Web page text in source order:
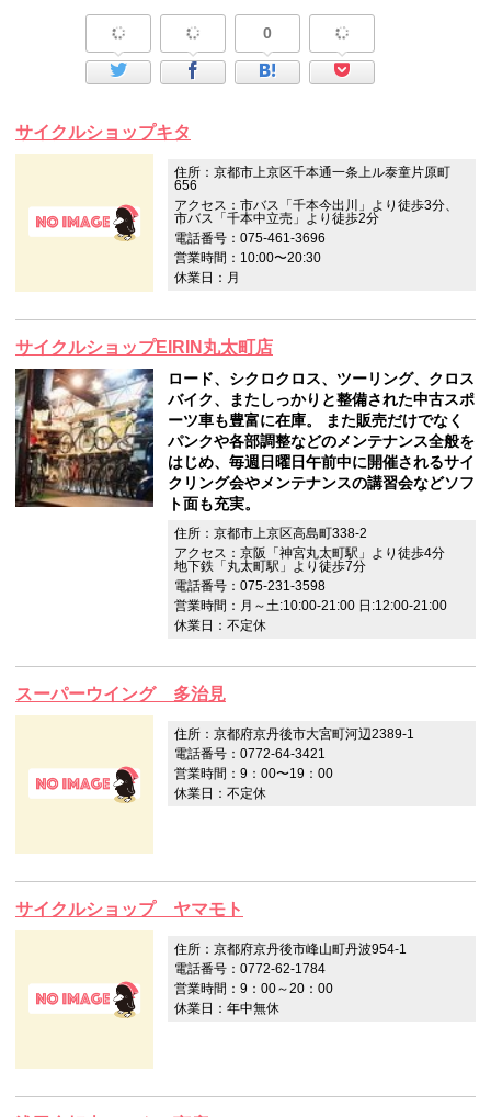
0
サイクルショップキタ
住所：京都市上京区千本通一条上ル泰童片原町
656
アクセス：市バス「千本今出川」より徒歩3分、
市バス「千本中立売」より徒歩2分
電話番号：075-461-3696
営業時間：10:00〜20:30
休業日：月
サイクルショップEIRIN丸太町店
ロード、シクロクロス、ツーリング、クロス
バイク、またしっかりと整備された中古スポ
ーツ車も豊富に在庫。 また販売だけでなく
パンクや各部調整などのメンテナンス全般を
はじめ、毎週日曜日午前中に開催されるサイ
クリング会やメンテナンスの講習会などソフ
ト面も充実。
住所：京都市上京区高島町338-2
アクセス：京阪「神宮丸太町駅」より徒歩4分
地下鉄「丸太町駅」より徒歩7分
電話番号：075-231-3598
営業時間：月～土:10:00-21:00 日:12:00-21:00
休業日：不定休
スーパーウイング 多治見
住所：京都府京丹後市大宮町河辺2389-1
電話番号：0772-64-3421
営業時間：9：00〜19：00
休業日：不定休
サイクルショップ ヤマモト
住所：京都府京丹後市峰山町丹波954-1
電話番号：0772-62-1784
営業時間：9：00～20：00
休業日：年中無休